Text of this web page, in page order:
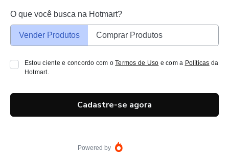
O que você busca na Hotmart?
Vender Produtos Comprar Produtos
Estou ciente e concordo com oTermos de Uso e com a Políticas da
Hotmart.
Cadastre-se agora
Powered by